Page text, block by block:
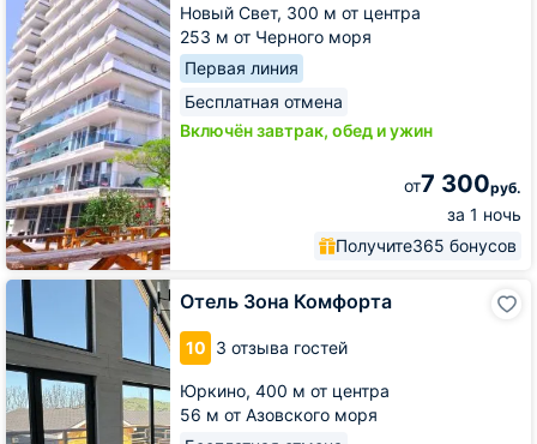
Новый Свет, 300 м от центра
253 м от Черного моря
Первая линия
Бесплатная отмена
Включён завтрак, обед и ужин
от7 300руб.
за 1 ночь
Получите365 бонусов
Отель Зона Комфорта
10 3 отзыва гостей
Юркино, 400 м от центра
56 м от Азовского моря
Отель
Зона
Комфорта